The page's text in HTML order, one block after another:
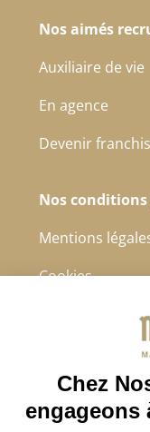
Nos aimés
Auxiliaire de vie
En agence
Devenir
Nos
Mentions
Cookies
Protection des